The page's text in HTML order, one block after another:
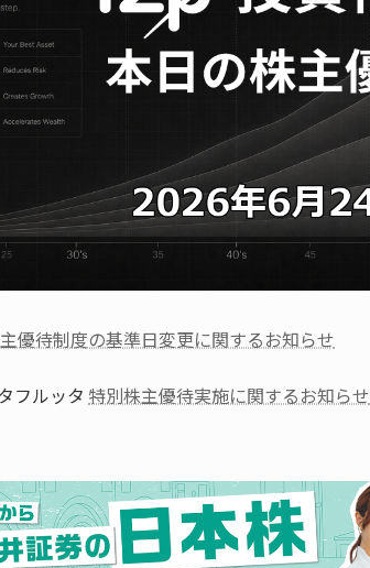
優待制度の基準日変更に関するお知らせ
フルッタ 特別株主優待実施に関するお知らせ